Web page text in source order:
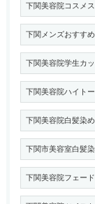
下関美容院コスメ
下関メンズおすす
下関美容院学生カ
下関美容院ハイト
下関美容院白髪染め
下関市美容室白髪
下関美容院フェード